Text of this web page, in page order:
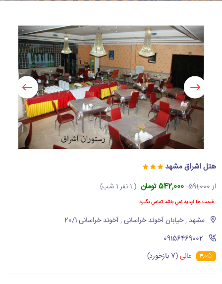
هتل اشراق مشهد
از591,000 542,000 تومان ( 1 نفر 1 شب)
قیمت ها آپدید نمی باشد تماس بگیرد
مشهد , خیابان آخوند خراسانی , آخوند خراسانی 20/1
‪09156469002‬
4.0 عالی(7 بازخورد)